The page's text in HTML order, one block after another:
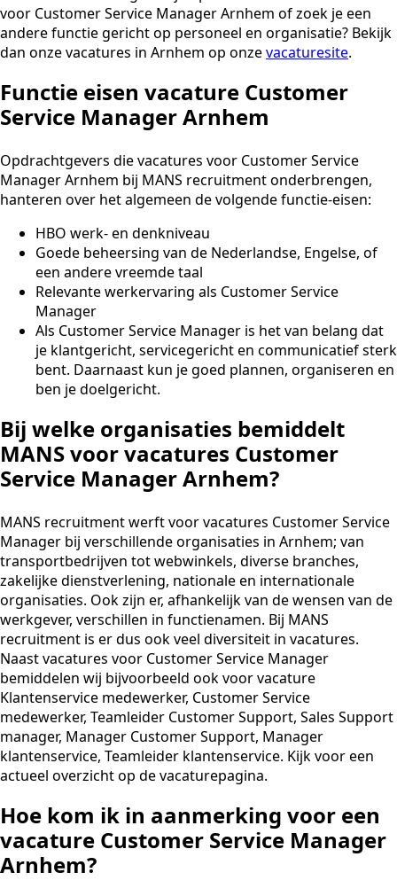
voor Customer Service Manager Arnhem of zoek je een
andere functie gericht op personeel en organisatie? Bekijk
dan onze vacatures in Arnhem op onzevacaturesite.
Functie eisen vacature Customer
Service Manager Arnhem
Opdrachtgevers die vacatures voor Customer Service
Manager Arnhem bij MANS recruitment onderbrengen,
hanteren over het algemeen de volgende functie-eisen:
HBO werk- en denkniveau
Goede beheersing van de Nederlandse, Engelse, of
een andere vreemde taal
Relevante werkervaring als Customer Service
Manager
Als Customer Service Manager is het van belang dat
je klantgericht, servicegericht en communicatief sterk
bent. Daarnaast kun je goed plannen, organiseren en
ben je doelgericht.
Bij welke organisaties bemiddelt
MANS voor vacatures Customer
Service Manager Arnhem?
MANS recruitment werft voor vacatures Customer Service
Manager bij verschillende organisaties in Arnhem; van
transportbedrijven tot webwinkels, diverse branches,
zakelijke dienstverlening, nationale en internationale
organisaties. Ook zijn er, afhankelijk van de wensen van de
werkgever, verschillen in functienamen. Bij MANS
recruitment is er dus ook veel diversiteit in vacatures.
Naast vacatures voor Customer Service Manager
bemiddelen wij bijvoorbeeld ook voor vacature
Klantenservice medewerker, Customer Service
medewerker, Teamleider Customer Support, Sales Support
manager, Manager Customer Support, Manager
klantenservice, Teamleider klantenservice. Kijk voor een
actueel overzicht op de vacaturepagina.
Hoe kom ik in aanmerking voor een
vacature Customer Service Manager
Arnhem?